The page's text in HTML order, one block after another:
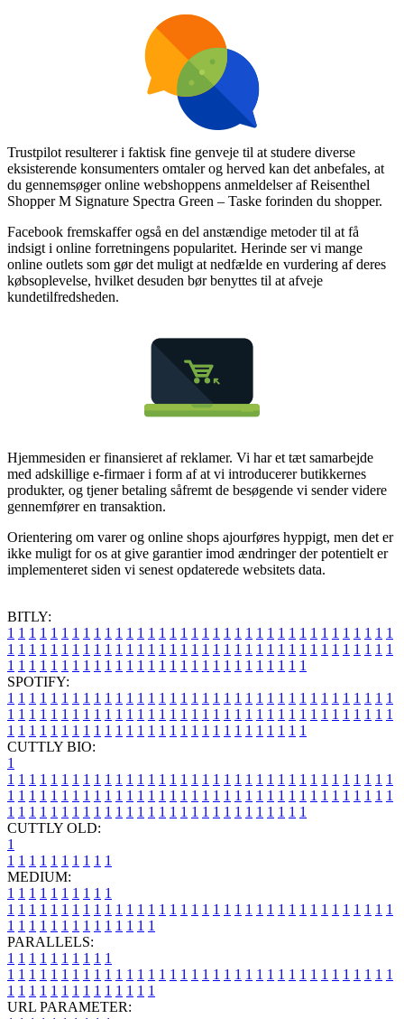
Trustpilot resulterer i faktisk fine genveje til at studere diverse
eksisterende konsumenters omtaler og herved kan det anbefales, at
du gennemsøger online webshoppens anmeldelser af Reisenthel
Shopper M Signature Spectra Green – Taske forinden du shopper.
Facebook fremskaffer også en del anstændige metoder til at få
indsigt i online forretningens popularitet. Herinde ser vi mange
online outlets som gør det muligt at nedfælde en vurdering af deres
købsoplevelse, hvilket desuden bør benyttes til at afveje
kundetilfredsheden.
Hjemmesiden er finansieret af reklamer. Vi har et tæt samarbejde
med adskillige e-firmaer i form af at vi introducerer butikkernes
produkter, og tjener betaling såfremt de besøgende vi sender videre
gennemfører en transaktion.
Orientering om varer og online shops ajourføres hyppigt, men det er
ikke muligt for os at give garantier imod ændringer der potentielt er
implementeret siden vi senest opdaterede websitets data.
BITLY:
1 1 1 1 1 1 1 1 1 1 1 1 1 1 1 1 1 1 1 1 1 1 1 1 1 1 1 1 1 1 1 1 1 1 1 1
1 1 1 1 1 1 1 1 1 1 1 1 1 1 1 1 1 1 1 1 1 1 1 1 1 1 1 1 1 1 1 1 1 1 1 1
1 1 1 1 1 1 1 1 1 1 1 1 1 1 1 1 1 1 1 1 1 1 1 1 1 1 1 1
SPOTIFY:
1 1 1 1 1 1 1 1 1 1 1 1 1 1 1 1 1 1 1 1 1 1 1 1 1 1 1 1 1 1 1 1 1 1 1 1
1 1 1 1 1 1 1 1 1 1 1 1 1 1 1 1 1 1 1 1 1 1 1 1 1 1 1 1 1 1 1 1 1 1 1 1
1 1 1 1 1 1 1 1 1 1 1 1 1 1 1 1 1 1 1 1 1 1 1 1 1 1 1 1
CUTTLY BIO:
1
1 1 1 1 1 1 1 1 1 1 1 1 1 1 1 1 1 1 1 1 1 1 1 1 1 1 1 1 1 1 1 1 1 1 1 1
1 1 1 1 1 1 1 1 1 1 1 1 1 1 1 1 1 1 1 1 1 1 1 1 1 1 1 1 1 1 1 1 1 1 1 1
1 1 1 1 1 1 1 1 1 1 1 1 1 1 1 1 1 1 1 1 1 1 1 1 1 1 1 1
CUTTLY OLD:
1
1 1 1 1 1 1 1 1 1 1
MEDIUM:
1 1 1 1 1 1 1 1 1 1
1 1 1 1 1 1 1 1 1 1 1 1 1 1 1 1 1 1 1 1 1 1 1 1 1 1 1 1 1 1 1 1 1 1 1 1
1 1 1 1 1 1 1 1 1 1 1 1 1 1
PARALLELS:
1 1 1 1 1 1 1 1 1 1
1 1 1 1 1 1 1 1 1 1 1 1 1 1 1 1 1 1 1 1 1 1 1 1 1 1 1 1 1 1 1 1 1 1 1 1
1 1 1 1 1 1 1 1 1 1 1 1 1 1
URL PARAMETER: